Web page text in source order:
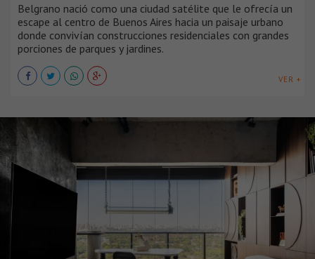
Belgrano nació como una ciudad satélite que le ofrecía un
escape al centro de Buenos Aires hacia un paisaje urbano
donde convivían construcciones residenciales con grandes
porciones de parques y jardines.
VER +